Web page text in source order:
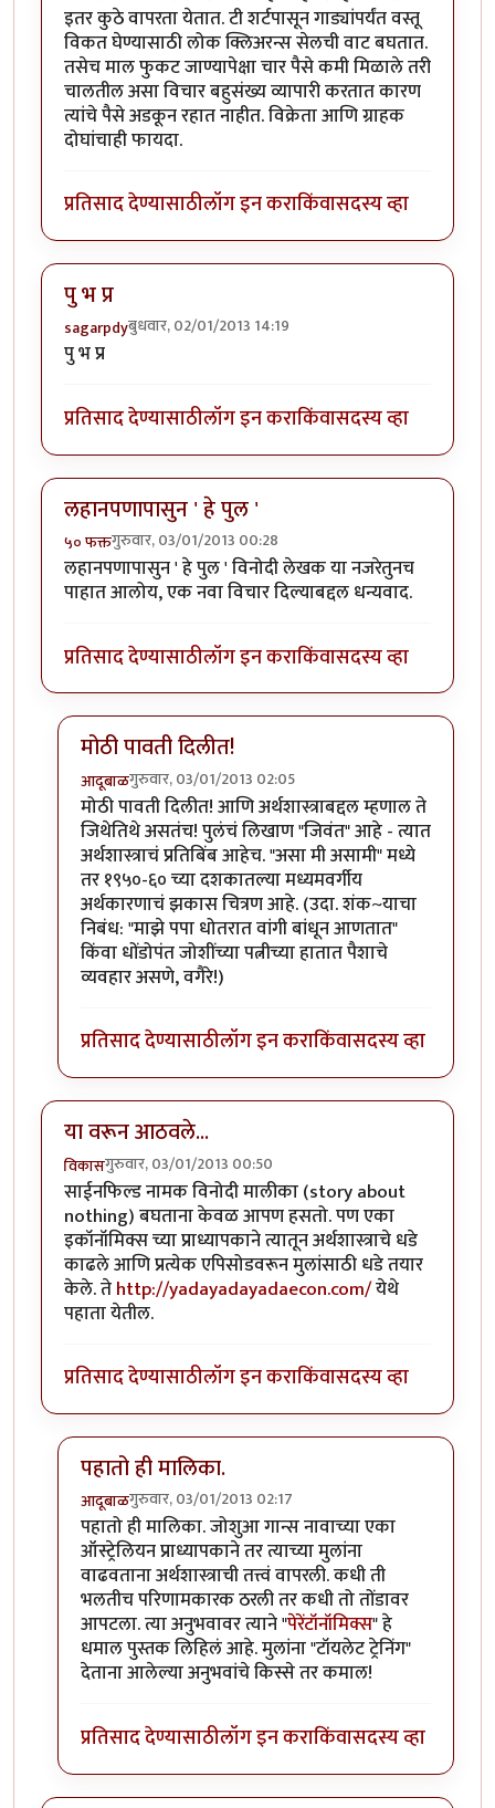
इतर कुठे वापरता येतात. टी शर्टपासून गाड्यांपर्यंत वस्तू
विकत घेण्यासाठी लोक क्लिअरन्स सेलची वाट बघतात.
तसेच माल फुकट जाण्यापेक्षा चार पैसे कमी मिळाले तरी
चालतील असा विचार बहुसंख्य व्यापारी करतात कारण
त्यांचे पैसे अडकून रहात नाहीत. विक्रेता आणि ग्राहक
दोघांचाही फायदा.
प्रतिसाद देण्यासाठीलॉग इन कराकिंवासदस्य व्हा
पु भ प्र
sagarpdyबुधवार, 02/01/2013 14:19
पु भ प्र
प्रतिसाद देण्यासाठीलॉग इन कराकिंवासदस्य व्हा
लहानपणापासुन ' हे पुल '
५० फक्तगुरुवार, 03/01/2013 00:28
लहानपणापासुन ' हे पुल ' विनोदी लेखक या नजरेतुनच
पाहात आलोय, एक नवा विचार दिल्याबद्दल धन्यवाद.
प्रतिसाद देण्यासाठीलॉग इन कराकिंवासदस्य व्हा
मोठी पावती दिलीत!
आदूबाळगुरुवार, 03/01/2013 02:05
In reply toलहानपणापासुन ' हे पुल 'by५० फक्त
मोठी पावती दिलीत! आणि अर्थशास्त्राबद्दल म्हणाल ते
जिथेतिथे असतंच! पुलंचं लिखाण "जिवंत" आहे - त्यात
अर्थशास्त्राचं प्रतिबिंब आहेच. "असा मी असामी" मध्ये
तर १९५०-६० च्या दशकातल्या मध्यमवर्गीय
अर्थकारणाचं झकास चित्रण आहे. (उदा. शंक~याचा
निबंध: "माझे पपा धोतरात वांगी बांधून आणतात"
किंवा धोंडोपंत जोशींच्या पत्नीच्या हातात पैशाचे
व्यवहार असणे, वगैरे!)
प्रतिसाद देण्यासाठीलॉग इन कराकिंवासदस्य व्हा
या वरून आठवले...
विकासगुरुवार, 03/01/2013 00:50
साईनफिल्ड नामक विनोदी मालीका (story about
nothing) बघताना केवळ आपण हसतो. पण एका
इकॉनॉमिक्स च्या प्राध्यापकाने त्यातून अर्थशास्त्राचे धडे
काढले आणि प्रत्येक एपिसोडवरून मुलांसाठी धडे तयार
केले. तेhttp://yadayadayadaecon.com/येथे
पहाता येतील.
प्रतिसाद देण्यासाठीलॉग इन कराकिंवासदस्य व्हा
पहातो ही मालिका.
आदूबाळगुरुवार, 03/01/2013 02:17
In reply toया वरून आठवले...byविकास
पहातो ही मालिका. जोशुआ गान्स नावाच्या एका
ऑस्ट्रेलियन प्राध्यापकाने तर त्याच्या मुलांना
वाढवताना अर्थशास्त्राची तत्त्वं वापरली. कधी ती
भलतीच परिणामकारक ठरली तर कधी तो तोंडावर
आपटला. त्या अनुभवावर त्याने "पेरेंटॉनॉमिक्स" हे
धमाल पुस्तक लिहिलं आहे. मुलांना "टॉयलेट ट्रेनिंग"
देताना आलेल्या अनुभवांचे किस्से तर कमाल!
प्रतिसाद देण्यासाठीलॉग इन कराकिंवासदस्य व्हा